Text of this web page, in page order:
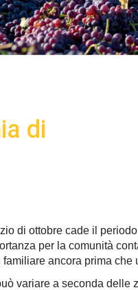
di
di ottobre cade il
per la comunità
ancora prima che
variare a seconda delle